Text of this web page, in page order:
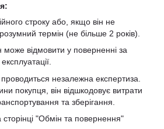
строку або, якщо він не
термін (не більше 2 років).
може відмовити у поверненні за
незалежна експертиза.
покупця, він відшкодовує витрати
та зберігання.
"Обмін та повернення"